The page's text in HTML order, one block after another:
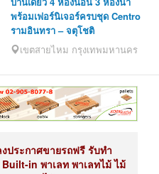
พร้อมเฟอร์นิเจอร์ครบชุด Centro
รามอินทรา – จตุโชติ
เขตสายไหม กรุงเทพมหานคร
งประกาศขายรถฟรี รับทำ
in พาเลท พาเลทไม้ ไม้